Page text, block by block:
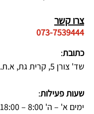
צרו קשר
073-7539444
כתובת:
שד' צורן 5, קרית גת, א.ת. חדש
שעות פעילות:
ימים א' – ה' 8:00 – 18:00